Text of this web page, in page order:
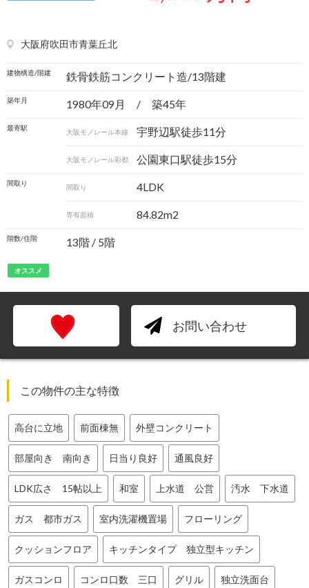
大阪府吹田市青葉丘北
建物構造/階建 鉄骨鉄筋コンクリート造/13階建
築年月 1980年09月 / 築45年
最寄駅 大阪モノレール本線 宇野辺駅徒歩11分
大阪モノレール彩都 公園東口駅徒歩15分
間取り 間取り 4LDK
専有面積 84.82m2
階数/住階 13階 / 5階
オススメ
お問い合わせ
この物件の主な特徴
高台に立地 前面棟無 外壁コンクリート
部屋向き 南向き 日当り良好 通風良好
LDK広さ 15帖以上 和室 上水道 公営 汚水 下水道
ガス 都市ガス 室内洗濯機置場 フローリング
クッションフロア キッチンタイプ 独立型キッチン
ガスコンロ コンロ口数 三口 グリル 独立洗面台